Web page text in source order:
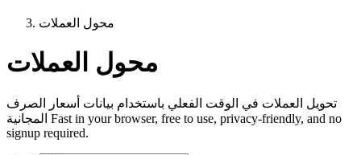
محول العملات
محول العملات
تحويل العملات في الوقت الفعلي باستخدام بيانات أسعار الصرف
المجانية Fast in your browser, free to use, privacy-friendly, and no
signup required.